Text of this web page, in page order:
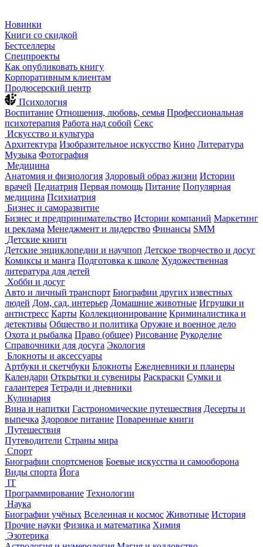
Новинки
Книги со скидкой
Бестселлеры
Спецпроекты
Как опубликовать книгу
Корпоративным клиентам
Продюсерский центр
Психология
Воспитание Отношения, любовь, семья Профессиональная
психотерапия Работа над собой Секс
Искусство и культура
Архитектура Изобразительное искусство Кино Литература
Музыка Фотография
Медицина
Анатомия и физиология Здоровый образ жизни Истории
врачей Педиатрия Первая помощь Питание Популярная
медицина Психиатрия
Бизнес и саморазвитие
Бизнес и предпринимательство Истории компаний Маркетинг
и реклама Менеджмент и лидерство Финансы SMM
Детские книги
Детские энциклопедии и научпоп Детское творчество и досуг
Комиксы и манга Подготовка к школе Художественная
литература для детей
Хобби и досуг
Авто и личный транспорт Биографии других известных
людей Дом, сад, интерьер Домашние животные Игрушки и
антистресс Карты Коллекционирование Криминалистика и
детективы Общество и политика Оружие и военное дело
Охота и рыбалка Право (общее) Рисование Рукоделие
Справочники для досуга Экология
Блокноты и аксессуары
Артбуки и скетчбуки Блокноты Ежедневники и планеры
Календари Открытки и сувениры Раскраски Сумки и
галантерея Тетради и дневники
Кулинария
Вина и напитки Гастрономические путешествия Десерты и
выпечка Здоровое питание Поваренные книги
Путешествия
Путеводители Страны мира
Спорт
Биографии спортсменов Боевые искусства и самооборона
Виды спорта Йога
IT
Программирование Технологии
Наука
Биографии учёных Вселенная и космос Животные История
Прочие науки Физика и математика Химия
Эзотерика